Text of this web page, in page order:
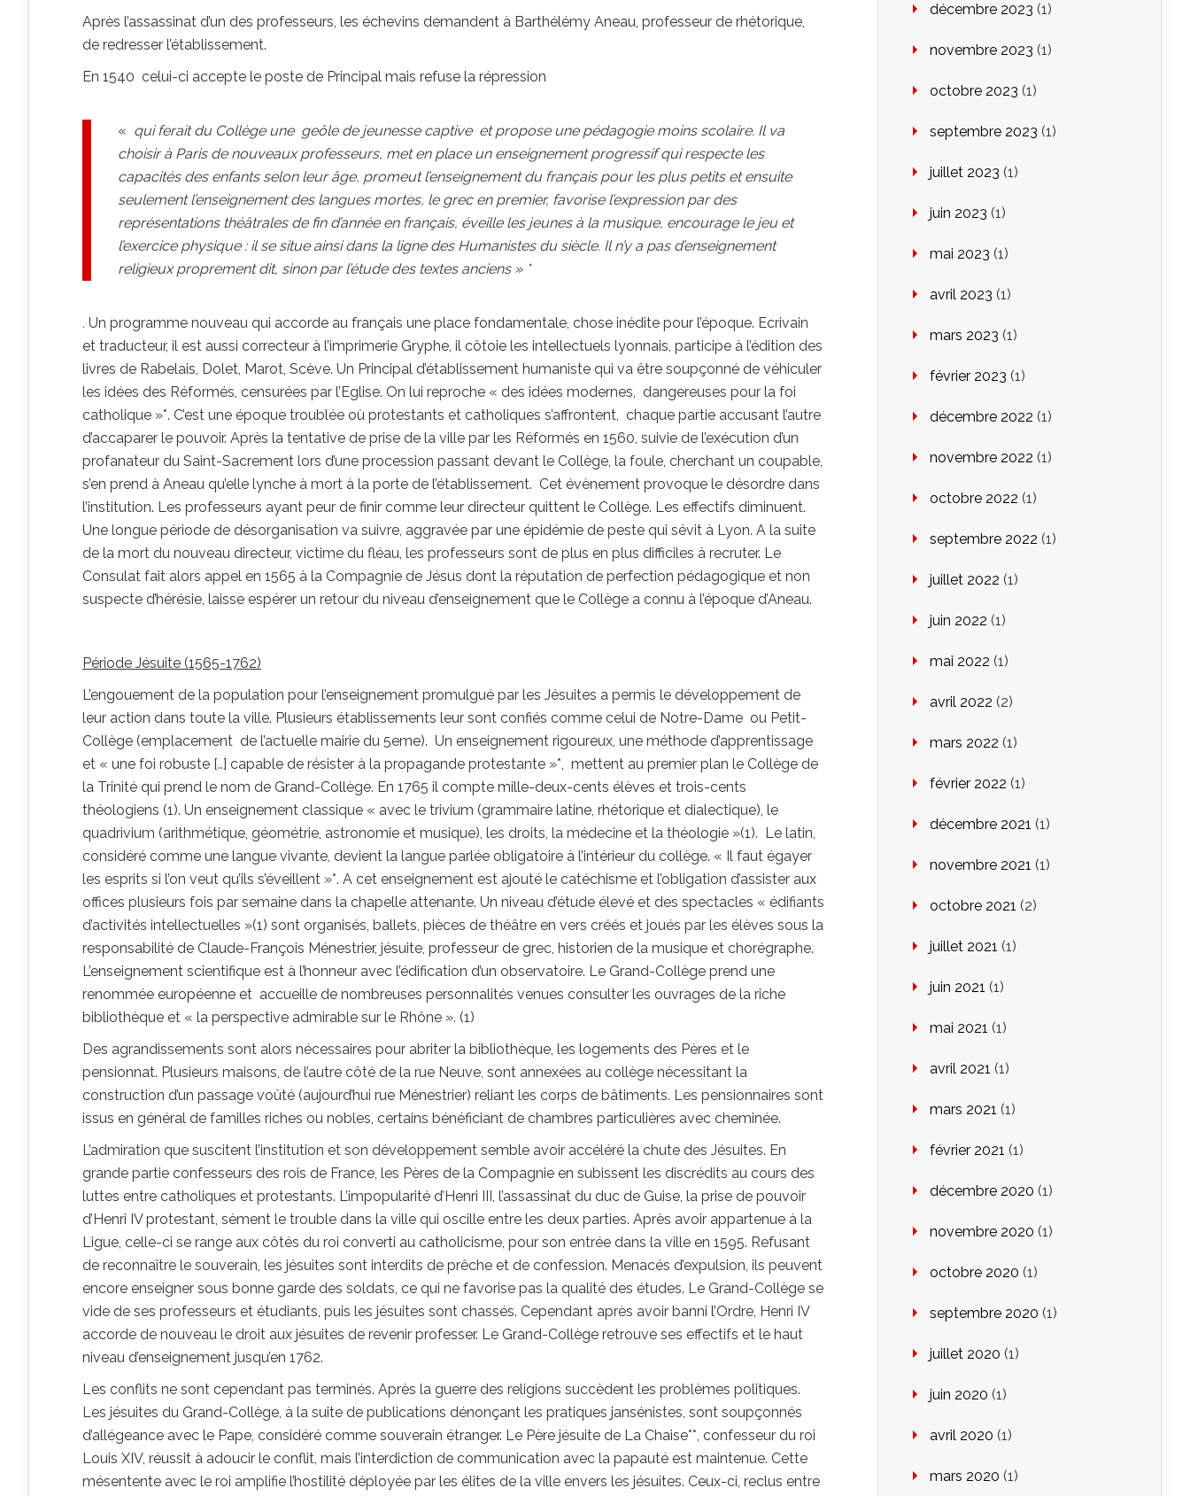
Après l’assassinat d’un des professeurs, les échevins demandent à Barthélémy Aneau, professeur de rhétorique,
de redresser l’établissement.
En 1540 celui-ci accepte le poste de Principal mais refuse la répression
« qui ferait du Collège une geôle de jeunesse captive et propose une pédagogie moins scolaire. Il va
choisir à Paris de nouveaux professeurs, met en place un enseignement progressif qui respecte les
capacités des enfants selon leur âge, promeut l’enseignement du français pour les plus petits et ensuite
seulement l’enseignement des langues mortes, le grec en premier, favorise l’expression par des
représentations théâtrales de fin d’année en français, éveille les jeunes à la musique, encourage le jeu et
l’exercice physique : il se situe ainsi dans la ligne des Humanistes du siècle. Il n’y a pas d’enseignement
religieux proprement dit, sinon par l’étude des textes anciens » *
. Un programme nouveau qui accorde au français une place fondamentale, chose inédite pour l’époque. Ecrivain
et traducteur, il est aussi correcteur à l’imprimerie Gryphe, il côtoie les intellectuels lyonnais, participe à l’édition des
livres de Rabelais, Dolet, Marot, Scève. Un Principal d’établissement humaniste qui va être soupçonné de véhiculer
les idées des Réformés, censurées par l’Eglise. On lui reproche « des idées modernes, dangereuses pour la foi
catholique »*. C’est une époque troublée où protestants et catholiques s’affrontent, chaque partie accusant l’autre
d’accaparer le pouvoir. Après la tentative de prise de la ville par les Réformés en 1560, suivie de l’exécution d’un
profanateur du Saint-Sacrement lors d’une procession passant devant le Collège, la foule, cherchant un coupable,
s’en prend à Aneau qu’elle lynche à mort à la porte de l’établissement. Cet évènement provoque le désordre dans
l’institution. Les professeurs ayant peur de finir comme leur directeur quittent le Collège. Les effectifs diminuent.
Une longue période de désorganisation va suivre, aggravée par une épidémie de peste qui sévit à Lyon. A la suite
de la mort du nouveau directeur, victime du fléau, les professeurs sont de plus en plus difficiles à recruter. Le
Consulat fait alors appel en 1565 à la Compagnie de Jésus dont la réputation de perfection pédagogique et non
suspecte d’hérésie, laisse espérer un retour du niveau d’enseignement que le Collège a connu à l’époque d’Aneau.
Période Jésuite (1565-1762)
L’engouement de la population pour l’enseignement promulgué par les Jésuites a permis le développement de
leur action dans toute la ville. Plusieurs établissements leur sont confiés comme celui de Notre-Dame ou Petit-
Collège (emplacement de l’actuelle mairie du 5eme). Un enseignement rigoureux, une méthode d’apprentissage
et « une foi robuste [..] capable de résister à la propagande protestante »*, mettent au premier plan le Collège de
la Trinité qui prend le nom de Grand-Collège. En 1765 il compte mille-deux-cents élèves et trois-cents
théologiens (1). Un enseignement classique « avec le trivium (grammaire latine, rhétorique et dialectique), le
quadrivium (arithmétique, géométrie, astronomie et musique), les droits, la médecine et la théologie »(1). Le latin,
considéré comme une langue vivante, devient la langue parlée obligatoire à l’intérieur du collège. « Il faut égayer
les esprits si l’on veut qu’ils s’éveillent »*. A cet enseignement est ajouté le catéchisme et l’obligation d’assister aux
offices plusieurs fois par semaine dans la chapelle attenante. Un niveau d’étude élevé et des spectacles « édifiants
d’activités intellectuelles »(1) sont organisés, ballets, pièces de théâtre en vers créés et joués par les élèves sous la
responsabilité de Claude-François Ménestrier, jésuite, professeur de grec, historien de la musique et chorégraphe.
L’enseignement scientifique est à l’honneur avec l’édification d’un observatoire. Le Grand-Collège prend une
renommée européenne et accueille de nombreuses personnalités venues consulter les ouvrages de la riche
bibliothèque et « la perspective admirable sur le Rhône ». (1)
Des agrandissements sont alors nécessaires pour abriter la bibliothèque, les logements des Pères et le
pensionnat. Plusieurs maisons, de l’autre côté de la rue Neuve, sont annexées au collège nécessitant la
construction d’un passage voûté (aujourd’hui rue Ménestrier) reliant les corps de bâtiments. Les pensionnaires sont
issus en général de familles riches ou nobles, certains bénéficiant de chambres particulières avec cheminée.
L’admiration que suscitent l’institution et son développement semble avoir accéléré la chute des Jésuites. En
grande partie confesseurs des rois de France, les Pères de la Compagnie en subissent les discrédits au cours des
luttes entre catholiques et protestants. L’impopularité d’Henri III, l’assassinat du duc de Guise, la prise de pouvoir
d’Henri IV protestant, sèment le trouble dans la ville qui oscille entre les deux parties. Après avoir appartenue à la
Ligue, celle-ci se range aux côtés du roi converti au catholicisme, pour son entrée dans la ville en 1595. Refusant
de reconnaître le souverain, les jésuites sont interdits de prêche et de confession. Menacés d’expulsion, ils peuvent
encore enseigner sous bonne garde des soldats, ce qui ne favorise pas la qualité des études. Le Grand-Collège se
vide de ses professeurs et étudiants, puis les jésuites sont chassés. Cependant après avoir banni l’Ordre, Henri IV
accorde de nouveau le droit aux jésuites de revenir professer. Le Grand-Collège retrouve ses effectifs et le haut
niveau d’enseignement jusqu’en 1762.
Les conflits ne sont cependant pas terminés. Après la guerre des religions succèdent les problèmes politiques.
Les jésuites du Grand-Collège, à la suite de publications dénonçant les pratiques jansénistes, sont soupçonnés
d’allégeance avec le Pape, considéré comme souverain étranger. Le Père jésuite de La Chaise**, confesseur du roi
Louis XIV, réussit à adoucir le conflit, mais l’interdiction de communication avec la papauté est maintenue. Cette
mésentente avec le roi amplifie l’hostilité déployée par les élites de la ville envers les jésuites. Ceux-ci, reclus entre
décembre 2023 (1)
novembre 2023 (1)
octobre 2023 (1)
septembre 2023 (1)
juillet 2023 (1)
juin 2023 (1)
mai 2023 (1)
avril 2023 (1)
mars 2023 (1)
février 2023 (1)
décembre 2022 (1)
novembre 2022 (1)
octobre 2022 (1)
septembre 2022 (1)
juillet 2022 (1)
juin 2022 (1)
mai 2022 (1)
avril 2022 (2)
mars 2022 (1)
février 2022 (1)
décembre 2021 (1)
novembre 2021 (1)
octobre 2021 (2)
juillet 2021 (1)
juin 2021 (1)
mai 2021 (1)
avril 2021 (1)
mars 2021 (1)
février 2021 (1)
décembre 2020 (1)
novembre 2020 (1)
octobre 2020 (1)
septembre 2020 (1)
juillet 2020 (1)
juin 2020 (1)
avril 2020 (1)
mars 2020 (1)